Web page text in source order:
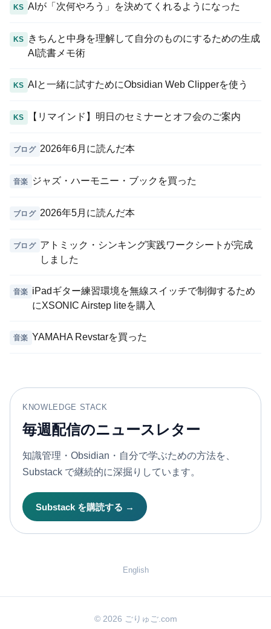
KS AIが「次何やろう」を決めてくれるようになった
KS
きちんと中身を理解して自分のものにするための生成
AI読書メモ術
KS AIと一緒に試すためにObsidian Web Clipperを使う
KS 【リマインド】明日のセミナーとオフ会のご案内
ブログ 2026年6月に読んだ本
音楽 ジャズ・ハーモニー・ブックを買った
ブログ 2026年5月に読んだ本
ブログ アトミック・シンキング実践ワークシートが完成
しました
音楽
iPadギター練習環境を無線スイッチで制御するため
にXSONIC Airstep liteを購入
音楽 YAMAHA Revstarを買った
KNOWLEDGE STACK
毎週配信のニュースレター
知識管理・Obsidian・自分で学ぶための方法を、
Substack で継続的に深掘りしています。
Substack を購読する →
English
© 2026 ごりゅご.com